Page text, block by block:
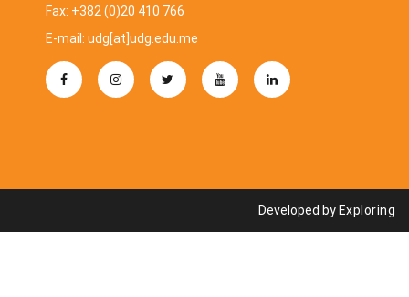
Fax: +382 (0)20 410 766
E-mail: udg[at]udg.edu.me
Developed byExploring